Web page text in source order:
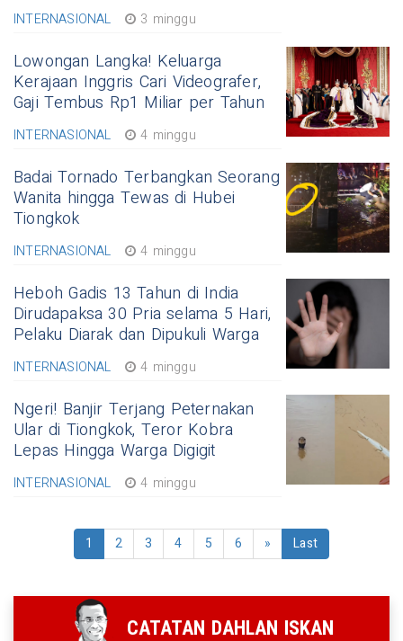
INTERNASIONAL 3 minggu
Lowongan Langka! Keluarga
Kerajaan Inggris Cari Videografer,
Gaji Tembus Rp1 Miliar per Tahun
INTERNASIONAL 4 minggu
Badai Tornado Terbangkan Seorang
Wanita hingga Tewas di Hubei
Tiongkok
INTERNASIONAL 4 minggu
Heboh Gadis 13 Tahun di India
Dirudapaksa 30 Pria selama 5 Hari,
Pelaku Diarak dan Dipukuli Warga
INTERNASIONAL 4 minggu
Ngeri! Banjir Terjang Peternakan
Ular di Tiongkok, Teror Kobra
Lepas Hingga Warga Digigit
INTERNASIONAL 4 minggu
1 2 3 4 5 6 » Last
CATATAN DAHLAN ISKAN